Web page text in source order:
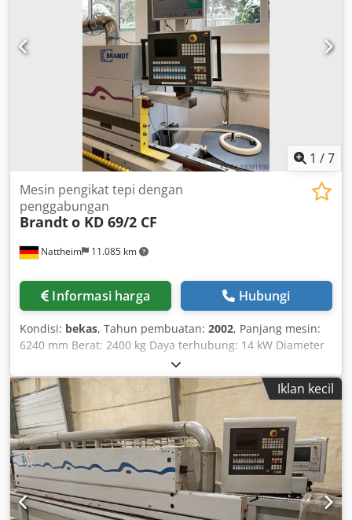
1 /7
Nattheim 11.085 km
Mesin pengikat tepi dengan
penggabungan
Brandto KD 69/2 CF
Informasi harga Hubungi
Kondisi: bekas, Tahun pembuatan: 2002, Panjang mesin:
6240 mm Berat: 2400 kg Daya terhubung: 14 kW Diameter
hisap: 120 / 140 mm Lokasi penyimpanan: Nattheim
Crjdpfx Afsvvkfwe Uef
Iklan kecil